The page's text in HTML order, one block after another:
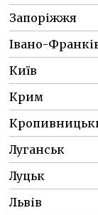
Запоріжжя
Івано-
Київ
Крим
Луганськ
Луцьк
Львів